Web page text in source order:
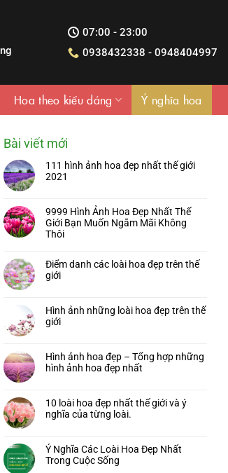
07:00 - 23:00
0938432338 - 0948404997
Hoa theo kiểu dáng Ý nghĩa hoa
Bài viết mới
111 hình ảnh hoa đẹp nhất thế giới
2021
9999 Hình Ảnh Hoa Đẹp Nhất Thế
Giới Bạn Muốn Ngắm Mãi Không
Thôi
Điểm danh các loài hoa đẹp trên thế
giới
Hình ảnh những loài hoa đẹp trên thế
giới
Hình ảnh hoa đẹp – Tổng hợp những
hình ảnh hoa đẹp nhất
10 loài hoa đẹp nhất thế giới và ý
nghĩa của từng loài.
Ý Nghĩa Các Loài Hoa Đẹp Nhất
Trong Cuộc Sống